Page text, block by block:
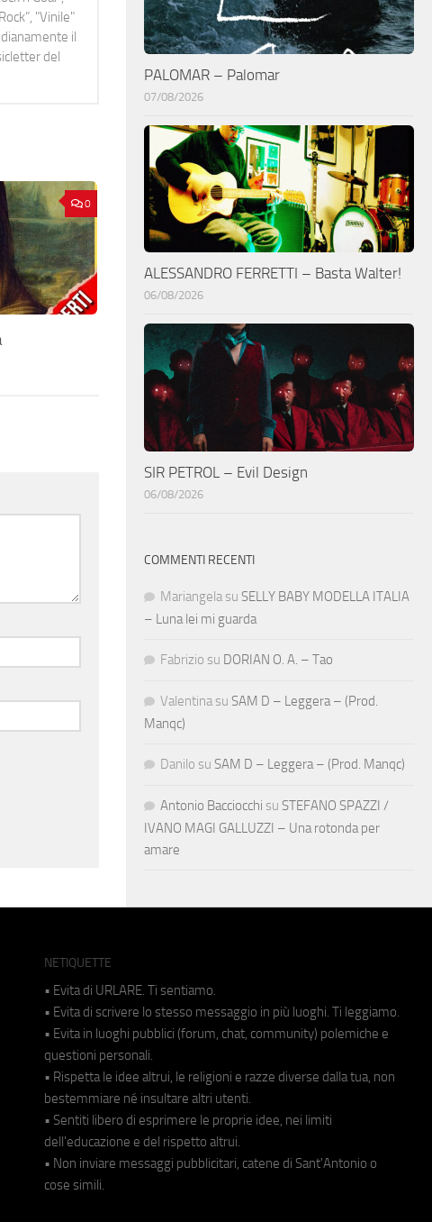
"Vinile"
il
del
0
PALOMAR – Palomar
07/08/2026
ALESSANDRO FERRETTI – Basta Walter!
06/08/2026
SIR PETROL – Evil Design
06/08/2026
COMMENTI RECENTI
Mariangela su SELLY BABY MODELLA ITALIA
– Luna lei mi guarda
Fabrizio su DORIAN O. A. – Tao
Valentina su SAM D – Leggera – (Prod.
Manqc)
Danilo su SAM D – Leggera – (Prod. Manqc)
Antonio Bacciocchi su STEFANO SPAZZI /
IVANO MAGI GALLUZZI – Una rotonda per
amare
NETIQUETTE
• Evita di URLARE. Ti sentiamo.
• Evita di scrivere lo stesso messaggio in più luoghi. Ti leggiamo.
• Evita in luoghi pubblici (forum, chat, community) polemiche e
questioni personali.
• Rispetta le idee altrui, le religioni e razze diverse dalla tua, non
bestemmiare né insultare altri utenti.
• Sentiti libero di esprimere le proprie idee, nei limiti
dell'educazione e del rispetto altrui.
• Non inviare messaggi pubblicitari, catene di Sant'Antonio o
cose simili.